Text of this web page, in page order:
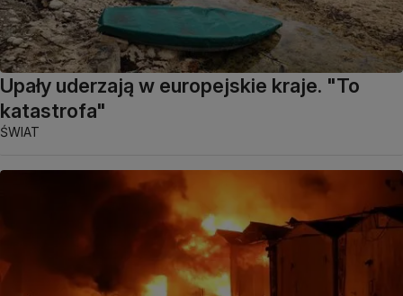
Upały uderzają w europejskie kraje. "To
katastrofa"
ŚWIAT